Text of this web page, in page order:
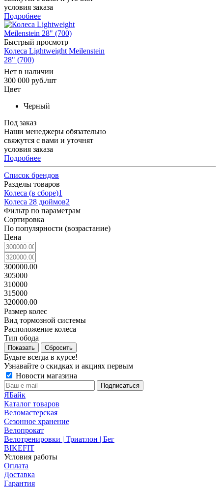
условия заказа
Подробнее
Быстрый просмотр
Колеса Lightweight Meilenstein
28" (700)
Нет в наличии
300 000 руб./шт
Цвет
Черный
Под заказ
Наши менеджеры обязательно
свяжутся с вами и уточнят
условия заказа
Подробнее
Список брендов
Разделы товаров
Колеса (в сборе)1
Колеса 28 дюймов2
Фильтр по параметрам
Сортировка
По популярности (возрастание)
Цена
300000.00
305000
310000
315000
320000.00
Размер колес
Вид тормозной системы
Расположение колеса
Тип обода
Сбросить
Будьте всегда в курсе!
Узнавайте о скидках и акциях первым
Новости магазина
ЯБайк
Каталог товаров
Веломастерская
Сезонное хранение
Велопрокат
Велотренировки | Триатлон | Бег
BIKEFIT
Условия работы
Оплата
Доставка
Гарантия